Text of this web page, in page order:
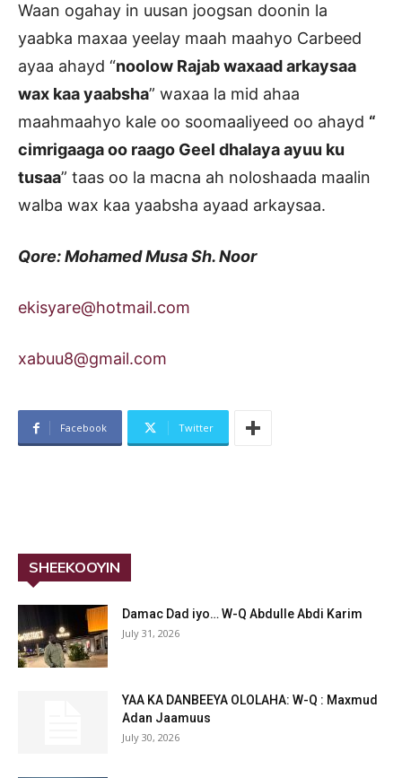
Waan ogahay in uusan joogsan doonin la
yaabka maxaa yeelay maah maahyo Carbeed
ayaa ahayd “noolow Rajab waxaad arkaysaa
wax kaa yaabsha” waxaa la mid ahaa
maahmaahyo kale oo soomaaliyeed oo ahayd “
cimrigaaga oo raago Geel dhalaya ayuu ku
tusaa” taas oo la macna ah noloshaada maalin
walba wax kaa yaabsha ayaad arkaysaa.
Qore: Mohamed Musa Sh. Noor
ekisyare@hotmail.com
xabuu8@gmail.com
Facebook Twitter
SHEEKOOYIN
Damac Dad iyo… W-Q Abdulle Abdi Karim
July 31, 2026
YAA KA DANBEEYA OLOLAHA: W-Q : Maxmud
Adan Jaamuus
July 30, 2026